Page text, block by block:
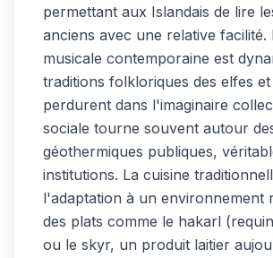
permettant aux Islandais de lire
anciens avec une relative facilité.
musicale contemporaine est
traditions folkloriques des elfes
perdurent dans l'imaginaire
sociale tourne souvent autour
géothermiques publiques,
institutions. La cuisine
l'adaptation à un environnement
des plats comme le hakarl
ou le skyr, un produit laitier